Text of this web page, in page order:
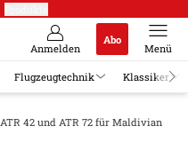
Anmelden
Abo
Menü
Flugzeugtechnik Klassiker
ATR 42 und ATR 72 für Maldivian